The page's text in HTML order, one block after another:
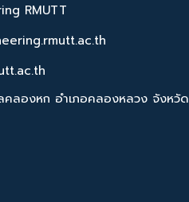
RMUTT
ลองหก อำเภอคลองหลวง จังหวัด